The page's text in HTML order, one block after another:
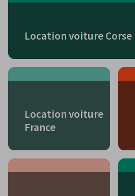
Location voiture Corse
Location voiture
France